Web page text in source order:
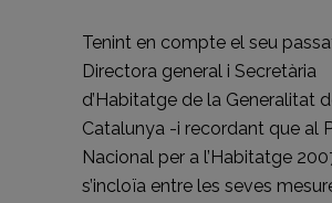
Tenint en compte el seu
Directora general i Secretària
d’Habitatge de la Generalitat
Catalunya -i recordant que al
Nacional per a l’Habitatge
s’incloïa entre les seves